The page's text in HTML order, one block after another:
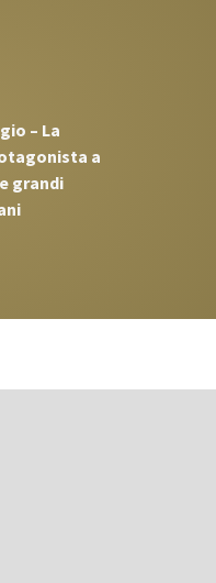
– La
a
grandi